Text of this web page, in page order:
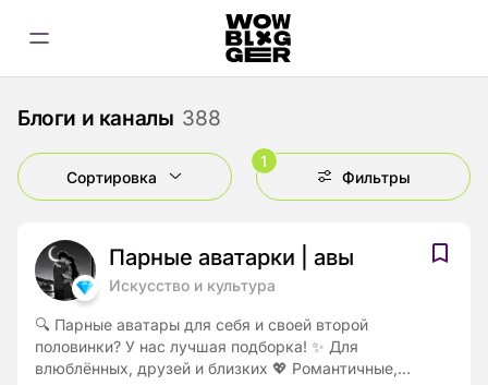
Блоги и каналы 388
Сортировка
1
Фильтры
Парные аватарки | авы
Искусство и культура
🔍 Парные аватары для себя и своей второй
половинки? У нас лучшая подборка! ✨ Для
влюблённых, друзей и близких 💖 Романтичные,